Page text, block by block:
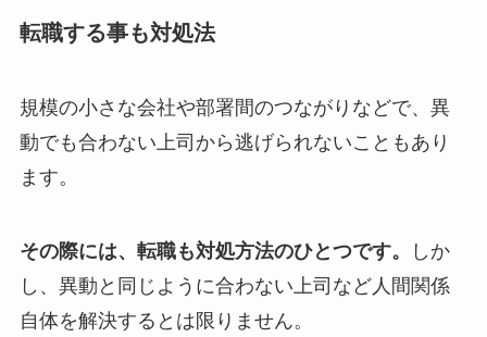
転職する事も対処法
規模の小さな会社や部署間のつながりなどで、異
動でも合わない上司から逃げられないこともあり
ます。
その際には、転職も対処方法のひとつです。
しか
し、異動と同じように合わない上司など人間関係
自体を解決するとは限りません。